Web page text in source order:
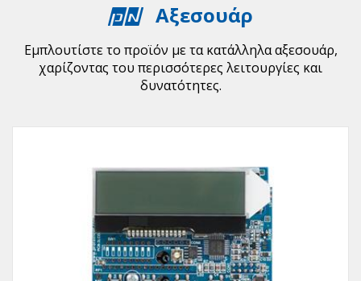
Αξεσουάρ
Εμπλουτίστε το προϊόν με τα κατάλληλα αξεσουάρ,
χαρίζοντας του περισσότερες λειτουργίες και
δυνατότητες.